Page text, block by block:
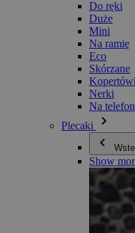
Do ręki
Duże
Mini
Na ramię
Eco
Skórzane
Nerki
Na telefon
Plecaki
Show